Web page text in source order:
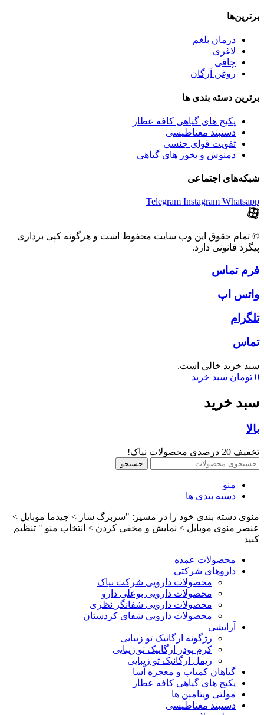
برترین‌ها
درمان بلغم
لاغری
چاقی
روغن آرگان
برترین‌ دسته بندی ها
پکیج های گیاهی کافه عطار
دستبند مغناطیسی
تقویت قوای جنسی
دمنوش و بخور های گیاهی
شبکه‌های اجتماعی
Telegram Instagram Whatsapp
© تمام حقوق این وب سایت محفوظ است و هرگونه کپی برداری
پیگرد قانونی دارد.
فرم تماس
واتس اپ
تلگرام
تماس
سبد خرید خالی است.
0 تومان سبد خرید
سبد خرید
بالا
تخفیف 20 درصدی محصولات نیاک!
جستجو
منو
دسته بندی ها
منوی دسته بندی خود را در مسیر: "سربرگ ساز > چیدما موبایل >
عنصر منوی موبایل > نمایش و مخفی کردن > انتخاب منو " تنظیم
کنید
محصولات عمده
داروهای شرکتی
محصولات دارویی شرکت نیاک
محصولات دارویی بوعلی دارو
محصولات دارویی شفانگر نظری
محصولات دارویی شفای کردستان
آرایشی
رژگونه ارگانیک تو زیبایی
کرم پودر ارگانیک تو زیبایی
ریمل ارگانیک تو زیبایی
گیاهان کمیاب و معجزه آسا
پکیج های گیاهی کافه عطار
مولتی ویتامین ها
دستبند مغناطیسی